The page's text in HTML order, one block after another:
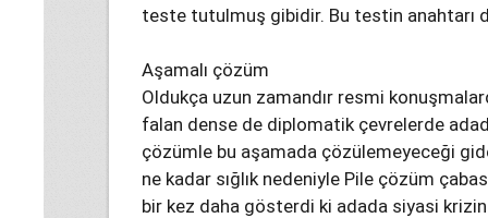
teste tutulmuş gibidir. Bu testin anahtarı
Aşamalı çözüm
Oldukça uzun zamandır resmi
falan dense de diplomatik çevrelerde
çözümle bu aşamada çözülemeyeceği
ne kadar sığlık nedeniyle Pile çözüm
bir kez daha gösterdi ki adada siyasi krizin